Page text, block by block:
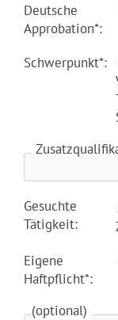
Deutsche
Approbation*:
Schwerpunkt*:
Gesuchte
Tätigkeit:
Eigene
Haftpflicht*:
(optional)